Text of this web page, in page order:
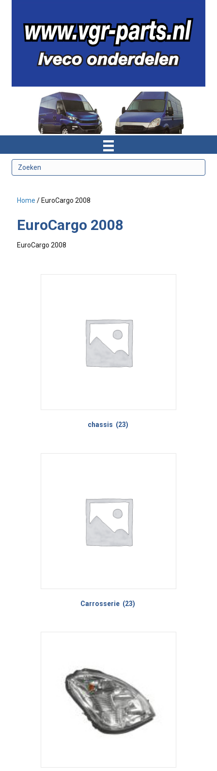
Home / EuroCargo 2008
EuroCargo 2008
EuroCargo 2008
chassis (23)
Carrosserie (23)